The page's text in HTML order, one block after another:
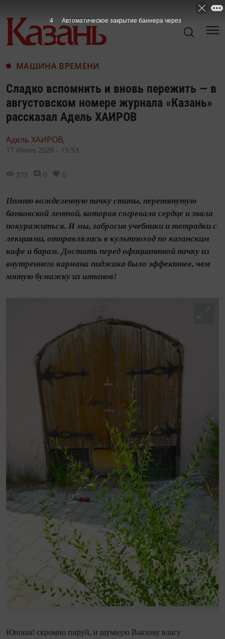
МАШИНА ВРЕМЕНИ
Сладко вспомнить и вновь пережить — в
августовском номере журнала «Казань»
рассказал Адель ХАИРОВ
Адель ХАИРОВ,
17 Июнь 2026 - 15:53
375 0 0
Помню вожделенную пачку стипы, перетянутую
банковской лентой, которая согревала сердце и звала
покуражиться. И мы, забросив учебники и тетрадки с
лекциями, отправлялись в культпоход по казанским
кафе и барам. Достать перед официанткой пачку из
внутреннего кармана пиджака было эффектнее, чем
мятую бумажку из штанов!
Юноша! скромно пируй, и шумную Вакхову влагу
2 Автоматическое закрытие баннера через